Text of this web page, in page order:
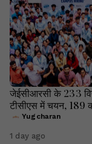
जेईसीआरसी के 233
टीसीएस में चयन, 189
प्रीमियम ऑफर
Yugcharan
1 day ago